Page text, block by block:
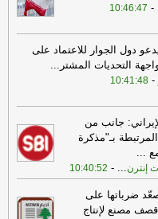
-
10:46:47
دول الجوار للاعتماد على
التحديات المشتر ...
-
10:41:48
جانب من
المرتبطة بـ"مذكرة
...
إنترن...
-
10:40:52
ضرباتها على
قصف مصنع لإنتاج